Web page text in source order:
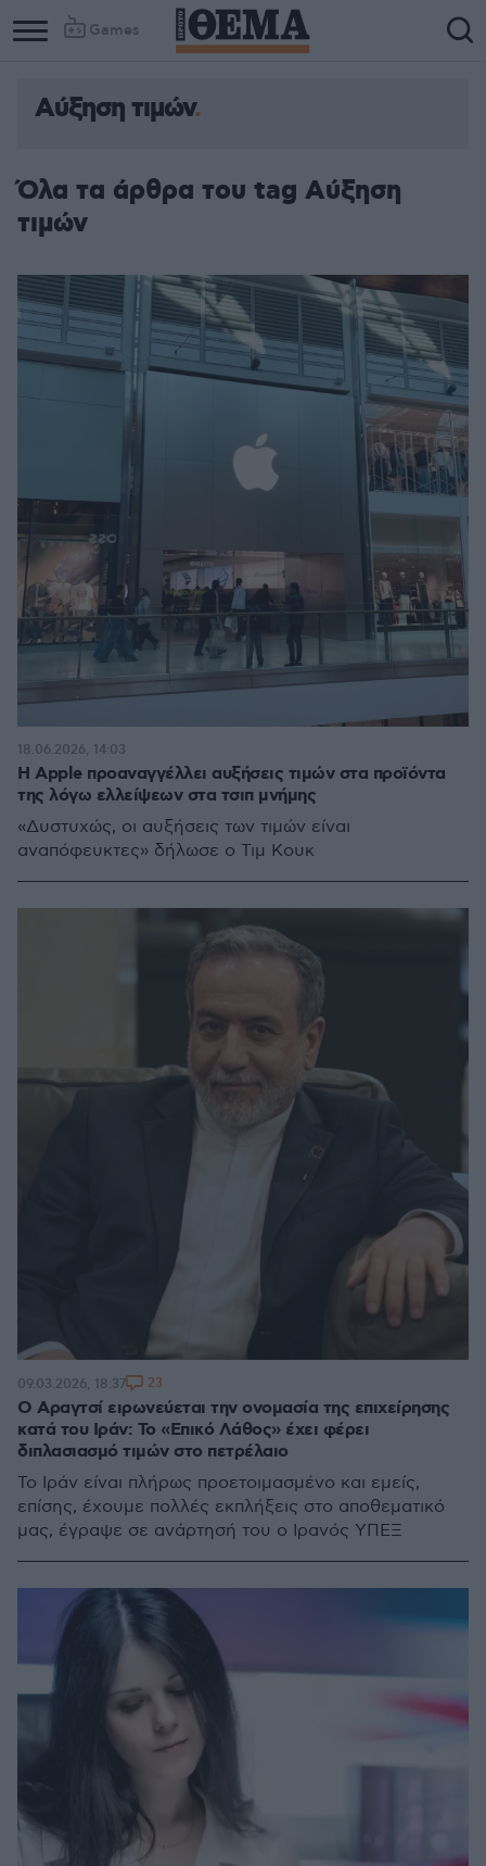
Games
Αύξηση τιμών
Όλα τα άρθρα του tag Αύξηση
τιμών
Η Apple προαναγγέλλει αυξήσεις τιμών στα προϊόντα
της λόγω ελλείψεων στα τσιπ μνήμης
«Δυστυχώς, οι αυξήσεις των τιμών είναι
αναπόφευκτες» δήλωσε ο Τιμ Κουκ
18.06.2026, 14:03
Ο Αραγτσί ειρωνεύεται την ονομασία της επιχείρησης
κατά του Ιράν: Το «Επικό Λάθος» έχει φέρει
διπλασιασμό τιμών στο πετρέλαιο
Το Ιράν είναι πλήρως προετοιμασμένο και εμείς,
επίσης, έχουμε πολλές εκπλήξεις στο αποθεματικό
μας, έγραψε σε ανάρτησή του ο Ιρανός ΥΠΕΞ
09.03.2026, 18:37 23